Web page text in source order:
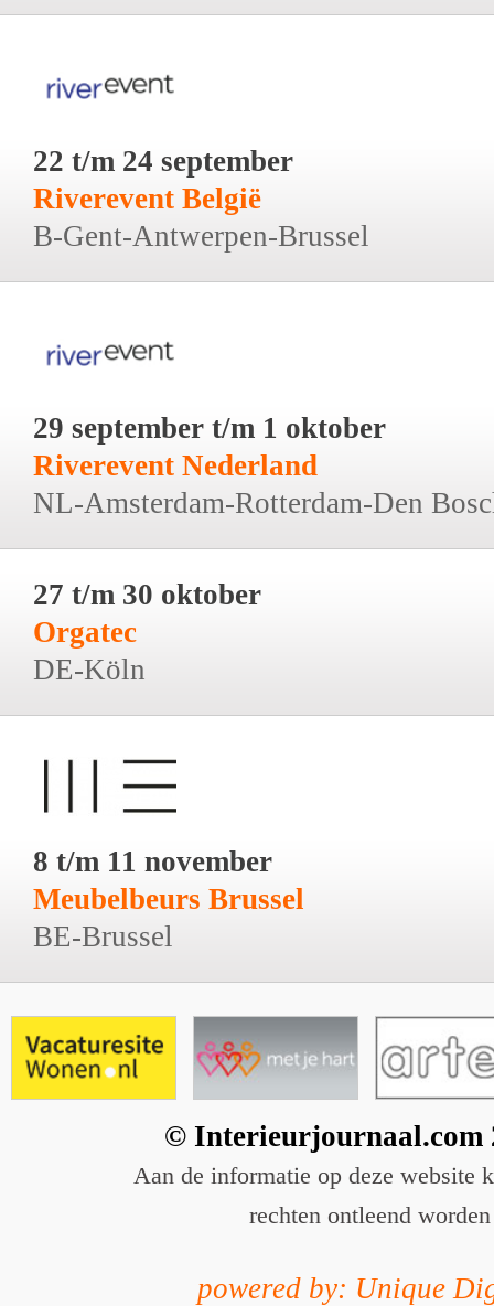
22 t/m 24 september
Riverevent België
B-Gent-Antwerpen-Brussel
29 september t/m 1 oktober
Riverevent Nederland
NL-Amsterdam-Rotterdam-Den
27 t/m 30 oktober
Orgatec
DE-Köln
8 t/m 11 november
Meubelbeurs Brussel
BE-Brussel
© Interieurjournaal.com
Aan de informatie op deze website
rechten ontleend worden
powered by: Unique